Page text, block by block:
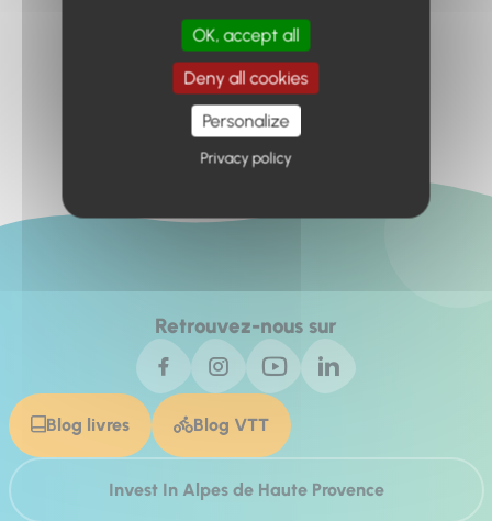
Retour à l'accueil
Retrouvez-nous sur
Blog livres Blog VTT
Invest In Alpes de Haute Provence
OK, accept all
Deny all cookies
Personalize
Privacy policy